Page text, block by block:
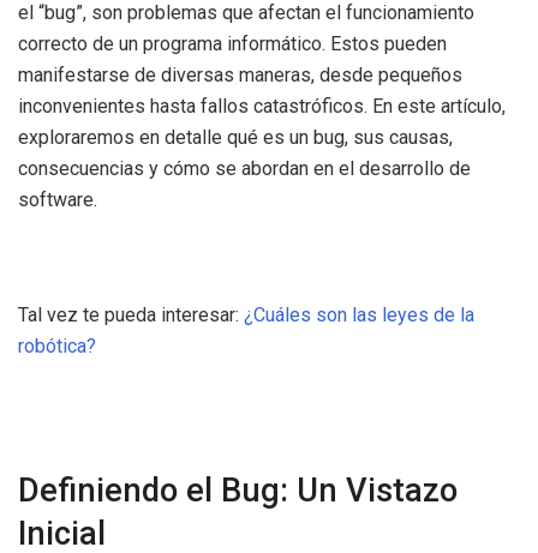
el “bug”, son problemas que afectan el funcionamiento
correcto de un programa informático. Estos pueden
manifestarse de diversas maneras, desde pequeños
inconvenientes hasta fallos catastróficos. En este artículo,
exploraremos en detalle qué es un bug, sus causas,
consecuencias y cómo se abordan en el desarrollo de
software.
Tal vez te pueda interesar: ¿Cuáles son las leyes de la
robótica?
Definiendo el Bug: Un Vistazo
Inicial